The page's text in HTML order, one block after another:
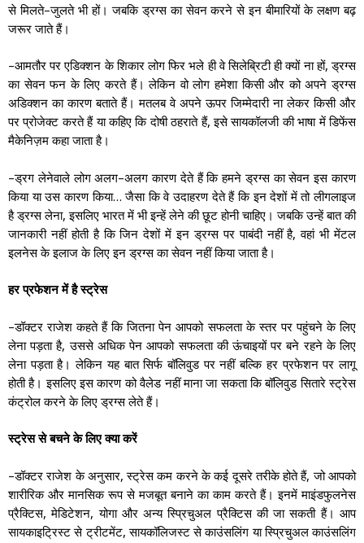
से मिलते–जुलते भी हों। जबकि ड्रग्स का सेवन करने से इन बीमारियों के लक्षण बढ़
जरूर जाते हैं।
–आमतौर पर एडिक्शन के शिकार लोग फिर भले ही वे सिलेब्रिटी ही क्यों ना हों,ड्रग्स
का सेवन फन के लिए करते हैं। लेकिन वो लोग हमेशा किसी और को अपने ड्रग्स
अडिक्शन का कारण बताते हैं। मतलब वे अपने ऊपर जिम्मेदारी ना लेकर किसी और
पर प्रोजेक्ट करते हैं या कहिए कि दोषी ठहराते हैं,इसे सायकॉलजी की भाषा में डिफेंस
मैकेनिज़म कहा जाता है।
–ड्रग लेनेवाले लोग अलग–अलग कारण देते हैं कि हमने ड्रग्स का सेवन इस कारण
किया या उस कारण किया…जैसा कि वे उदाहरण देते हैं कि इन देशों में तो लीगलाइज
है ड्रग्स लेना,इसलिए भारत में भी इन्हें लेने की छूट होनी चाहिए। जबकि उन्हें बात की
जानकारी नहीं होती है कि जिन देशों में इन ड्रग्स पर पाबंदी नहीं है,वहां भी मेंटल
इलनेस के इलाज के लिए इन ड्रग्स का सेवन नहीं किया जाता है।
हर प्रफेशन में है स्ट्रेस
–डॉक्टर राजेश कहते हैं कि जितना पेन आपको सफलता के स्तर पर पहुंचने के लिए
लेना पड़ता है,उससे अधिक पेन आपको सफलता की ऊंचाइयों पर बने रहने के लिए
लेना पड़ता है। लेकिन यह बात सिर्फ बॉलिवुड पर नहीं बल्कि हर प्रफेशन पर लागू
होती है। इसलिए इस कारण को वैलेड नहीं माना जा सकता कि बॉलिवुड सितारे स्ट्रेस
कंट्रोल करने के लिए ड्रग्स लेते हैं।
स्ट्रेस से बचने के लिए क्या करें
–डॉक्टर राजेश के अनुसार,स्ट्रेस कम करने के कई दूसरे तरीके होते हैं,जो आपको
शारीरिक और मानसिक रूप से मजबूत बनाने का काम करते हैं। इनमें माइंडफुलनेस
प्रैक्टिस,मेडिटेशन,योगा और अन्य स्प्रिचुअल प्रैक्टिस की जा सकती हैं। आप
सायकाइट्रिस्ट से ट्रीटमेंट,सायकॉलिजस्ट से काउंसलिंग या स्प्रिचुअल काउंसलिंग